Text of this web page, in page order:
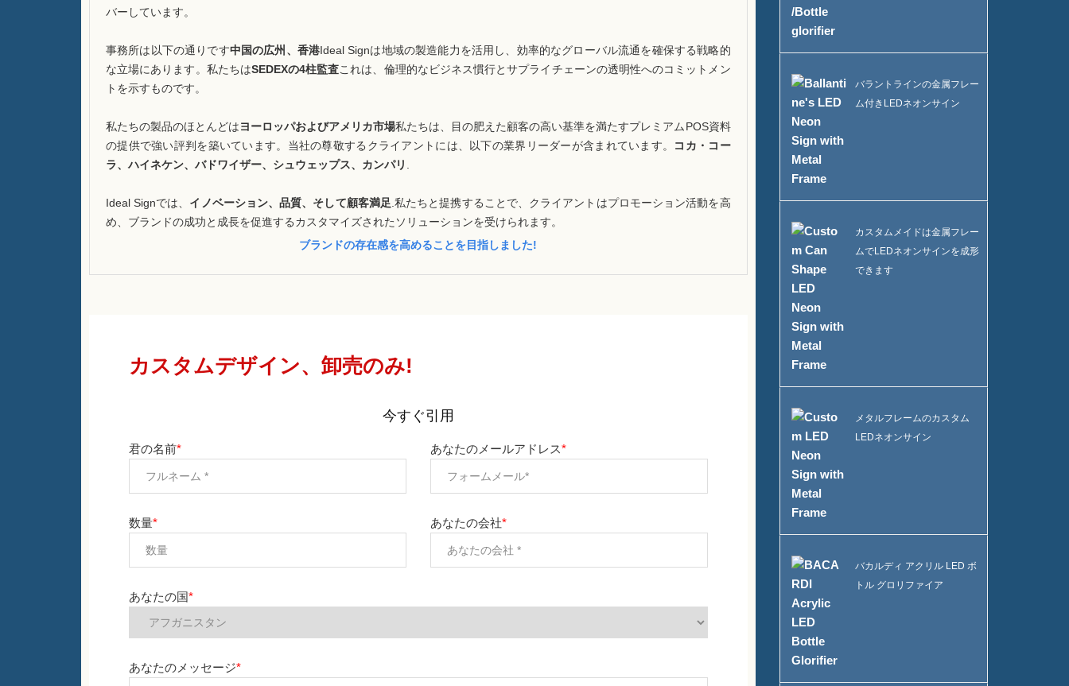
バーしています。
事務所は以下の通りです中国の広州、香港Ideal Signは地域の製造能力を活用し、効率的なグローバル流通を確保する戦略的
な立場にあります。私たちはSEDEXの4柱監査これは、倫理的なビジネス慣行とサプライチェーンの透明性へのコミットメン
トを示すものです。
私たちの製品のほとんどはヨーロッパおよびアメリカ市場私たちは、目の肥えた顧客の高い基準を満たすプレミアムPOS資料
の提供で強い評判を築いています。当社の尊敬するクライアントには、以下の業界リーダーが含まれています。
コカ・コー
ラ、ハイネケン、バドワイザー、シュウェップス、カンパリ
Ideal Signでは、 イノベーション、品質、そして顧客満足 .私たちと提携することで、クライアントはプロモーション活動を高
め、ブランドの成功と成長を促進するカスタマイズされたソリューションを受けられます。
ブランドの存在感を高めることを目指しました!
カスタムデザイン、卸売のみ!
今すぐ引用
君の名前* あなたのメールアドレス*
数量* あなたの会社*
あなたの国*
あなたのメッセージ*
バラントラインの金属フレー
ム付きLEDネオンサイン
カスタムメイドは金属フレー
ムでLEDネオンサインを成形
できます
メタルフレームのカスタム
LEDネオンサイン
バカルディ アクリル LED ボ
トル グロリファイア